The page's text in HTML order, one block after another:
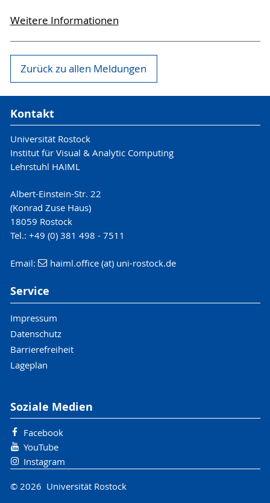
Weitere Informationen
Zurück zu allen Meldungen
Kontakt
Universität Rostock
Institut für Visual & Analytic Computing
Lehrstuhl HAIML
Albert-Einstein-Str. 22
(Konrad Zuse Haus)
18059 Rostock
Tel.: +49 (0) 381 498 - 7511
Email: haiml.office (at) uni-rostock.de
Service
Impressum
Datenschutz
Barrierefreiheit
Lageplan
Soziale Medien
Facebook
YouTube
Instagram
© 2026 Universität Rostock